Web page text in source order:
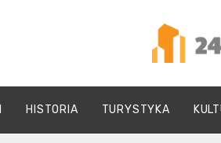
HISTORIA TURYSTYKA